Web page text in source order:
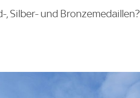
Silber- und Bronzemedaillen?